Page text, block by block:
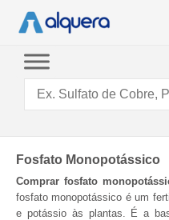
conteúdo
Fosfato Monopotássico
Comprar fosfato
fosfato monopotássico é um
e potássio às plantas. É a